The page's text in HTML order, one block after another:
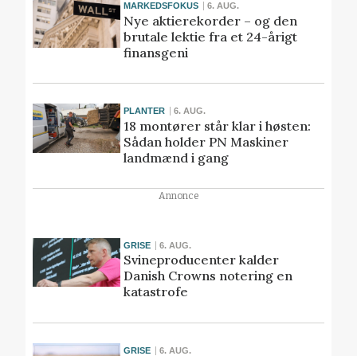
MARKEDSFOKUS 6. AUG.
Nye aktierekorder – og den
brutale lektie fra et 24-årigt
finansgeni
PLANTER 6. AUG.
18 montører står klar i høsten:
Sådan holder PN Maskiner
landmænd i gang
Annonce
GRISE 6. AUG.
Svineproducenter kalder
Danish Crowns notering en
katastrofe
GRISE 6. AUG.